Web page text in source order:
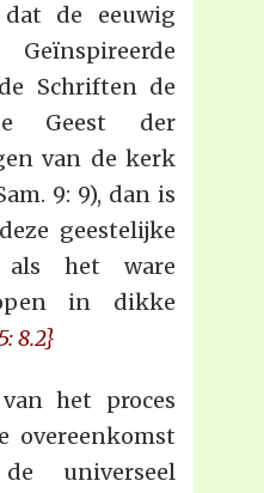
de eeuwig
Schriften de
Geest der
van de kerk
9: 9), dan is
geestelijke
het ware
in dikke
8.2}
het proces
overeenkomst
universeel